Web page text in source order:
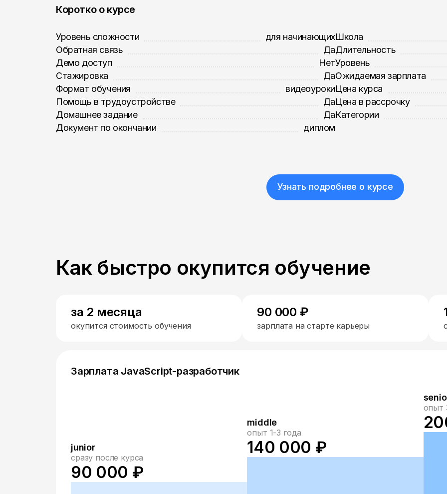
Коротко о курсе
Уровень сложности
для начинающих
Обратная связь
Да
Демо доступ
Нет
Стажировка
Да
Формат обучения
видеоуроки
Помощь в трудоустройстве
Да
Домашнее задание
Да
Документ по окончании
диплом
Школа
Длительность
Уровень
Ожидаемая зарплата
Цена курса
Цена в рассрочку
Категории
Узнать подробнее о курсе
Как быстро окупится обучение
за 2 месяца
окупится стоимость обучения
90 000 ₽
зарплата на старте карьеры
Зарплата JavaScript-разработчик
junior
сразу после курса
90 000 ₽
middle
опыт 1-3 года
140 000 ₽
опыт